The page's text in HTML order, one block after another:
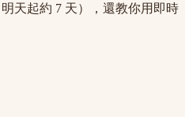
天起約 7 天），還教你用即時